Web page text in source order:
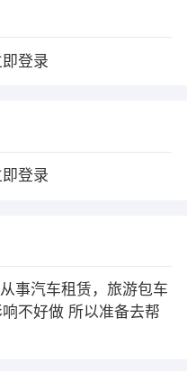
即登录
即登录
事汽车租赁，旅游包车
不好做 所以准备去帮